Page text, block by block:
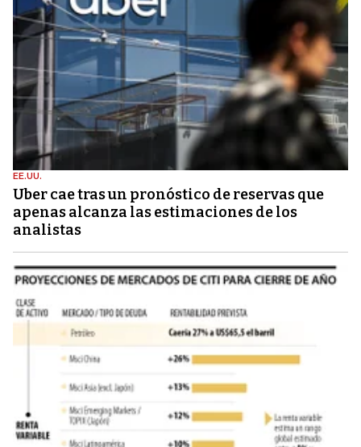
EE.UU.
Uber cae tras un pronóstico de reservas que
apenas alcanza las estimaciones de los
analistas